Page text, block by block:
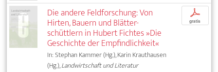
Die andere Feldforschung: Von
Hirten, Bauern und Blätter­-
schüttlern in Hubert Fichtes »Die
Geschichte der Empfindlichkeit«
In: Stephan Kammer (Hg.), Karin Krauthausen
(Hg.),Landwirtschaft und Literatur
p
gratis